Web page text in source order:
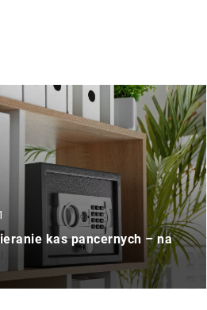
kas pancernych – na